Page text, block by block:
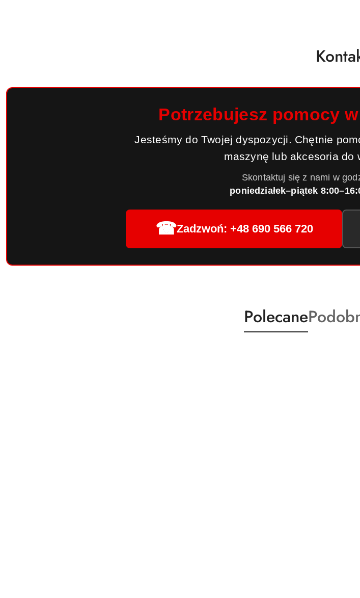
Potrzebujesz pomocy
Jesteśmy do Twojej dyspozycji. Chętnie
maszynę lub akcesoria do
Skontaktuj się z nami w
poniedziałek–piątek
☎Zadzwoń: +48 690 566 720
Produkty
o
Polecane
o